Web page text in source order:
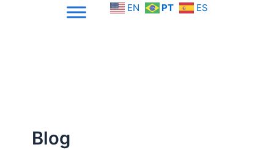
EN PT ES
Blog